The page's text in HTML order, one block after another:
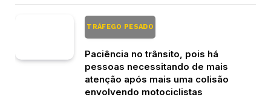
TRÁFEGO PESADO
Paciência no trânsito, pois há
pessoas necessitando de mais
atenção após mais uma colisão
envolvendo motociclistas